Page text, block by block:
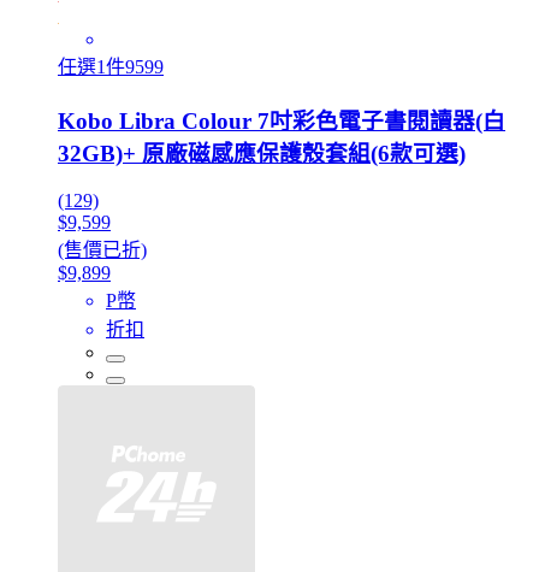
任選1件9599
Kobo Libra Colour 7吋彩色電子書閱讀器(白
32GB)+ 原廠磁感應保護殼套組(6款可選)
(129)
$9,599
(售價已折)
$9,899
P幣
折扣